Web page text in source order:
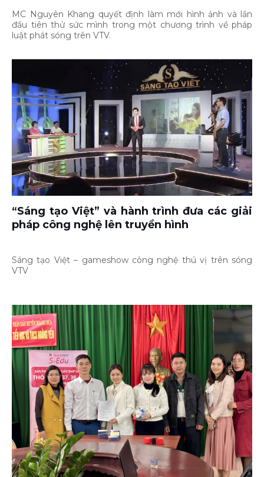
MC Nguyên Khang quyết định làm mới hình ảnh và lần
đầu tiên thử sức mình trong một chương trình về pháp
luật phát sóng trên VTV.
“Sáng tạo Việt” và hành trình đưa các giải
pháp công nghệ lên truyền hình
Sáng tạo Việt – gameshow công nghệ thú vị trên sóng
VTV